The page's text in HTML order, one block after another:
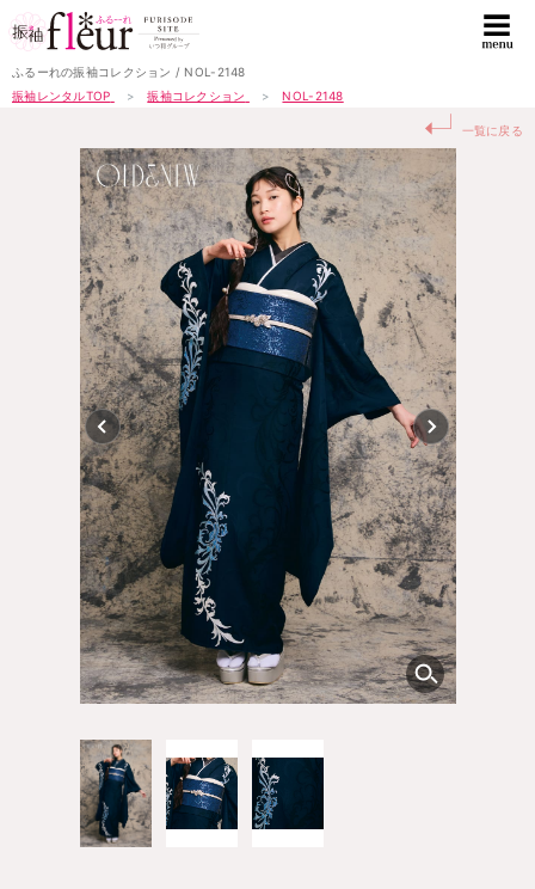
ふるーれの振袖コレクション / NOL-2148
振袖レンタルTOP
振袖コレクション NOL-2148
↵ 一覧に戻る